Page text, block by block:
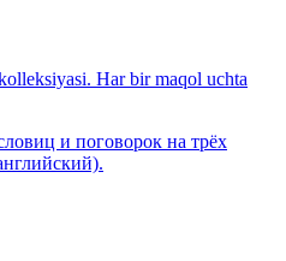
Har bir maqol uchta
и поговорок на трёх